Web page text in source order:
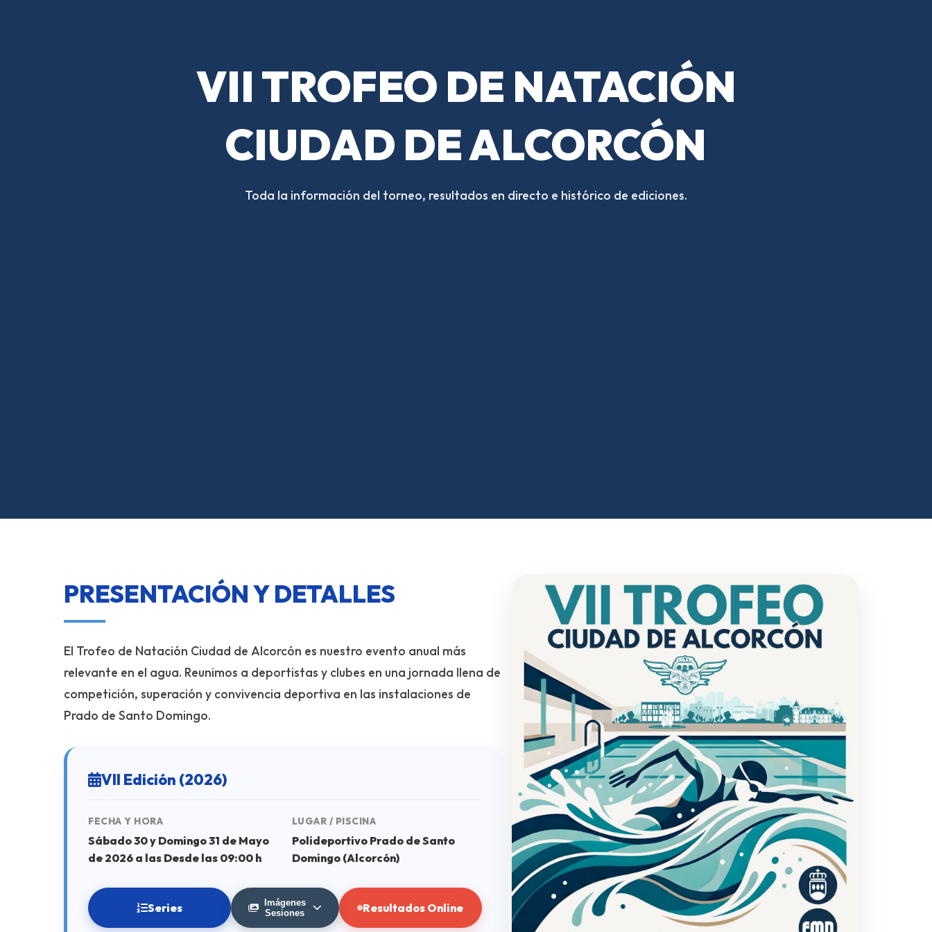
VII TROFEO DE NATACIÓN
CIUDAD DE ALCORCÓN
Toda la información del torneo, resultados en directo e histórico de ediciones.
PRESENTACIÓN Y DETALLES
El Trofeo de Natación Ciudad de Alcorcón es nuestro evento anual más
relevante en el agua. Reunimos a deportistas y clubes en una jornada llena de
competición, superación y convivencia deportiva en las instalaciones de
Prado de Santo Domingo.
VII Edición (2026)
FECHA Y HORA
Sábado 30 y Domingo 31 de Mayo
de 2026 a las Desde las 09:00 h
LUGAR / PISCINA
Polideportivo Prado de Santo
Domingo (Alcorcón)
Series
Imágenes
Sesiones
Resultados Online